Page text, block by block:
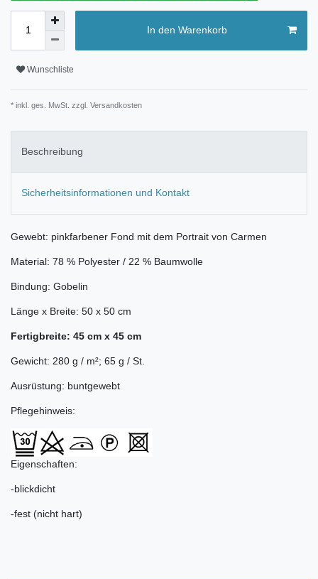
In den Warenkorb
Wunschliste
* inkl. ges. MwSt. zzgl. Versandkosten
Beschreibung
Sicherheitsinformationen und Kontakt
Gewebt: pinkfarbener Fond mit dem Portrait von Carmen
Material: 78 % Polyester / 22 % Baumwolle
Bindung: Gobelin
Länge x Breite: 50 x 50 cm
Fertigbreite: 45 cm x 45 cm
Gewicht: 280 g / m²; 65 g / St.
Ausrüstung: buntgewebt
Pflegehinweis:
Eigenschaften:
-blickdicht
-fest (nicht hart)